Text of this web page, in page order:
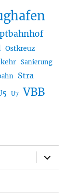
Ostkreuz
Sanierung
Stra
U7 VBB
öffnen